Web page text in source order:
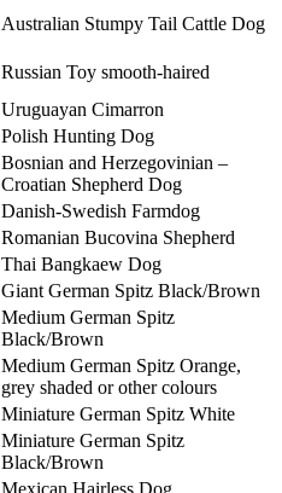
Australian Stumpy Tail Cattle Dog
Russian Toy smooth-haired
Uruguayan Cimarron
Polish Hunting Dog
Bosnian and Herzegovinian –
Croatian Shepherd Dog
Danish-Swedish Farmdog
Romanian Bucovina Shepherd
Thai Bangkaew Dog
Giant German Spitz Black/Brown
Medium German Spitz
Black/Brown
Medium German Spitz Orange,
grey shaded or other colours
Miniature German Spitz White
Miniature German Spitz
Black/Brown